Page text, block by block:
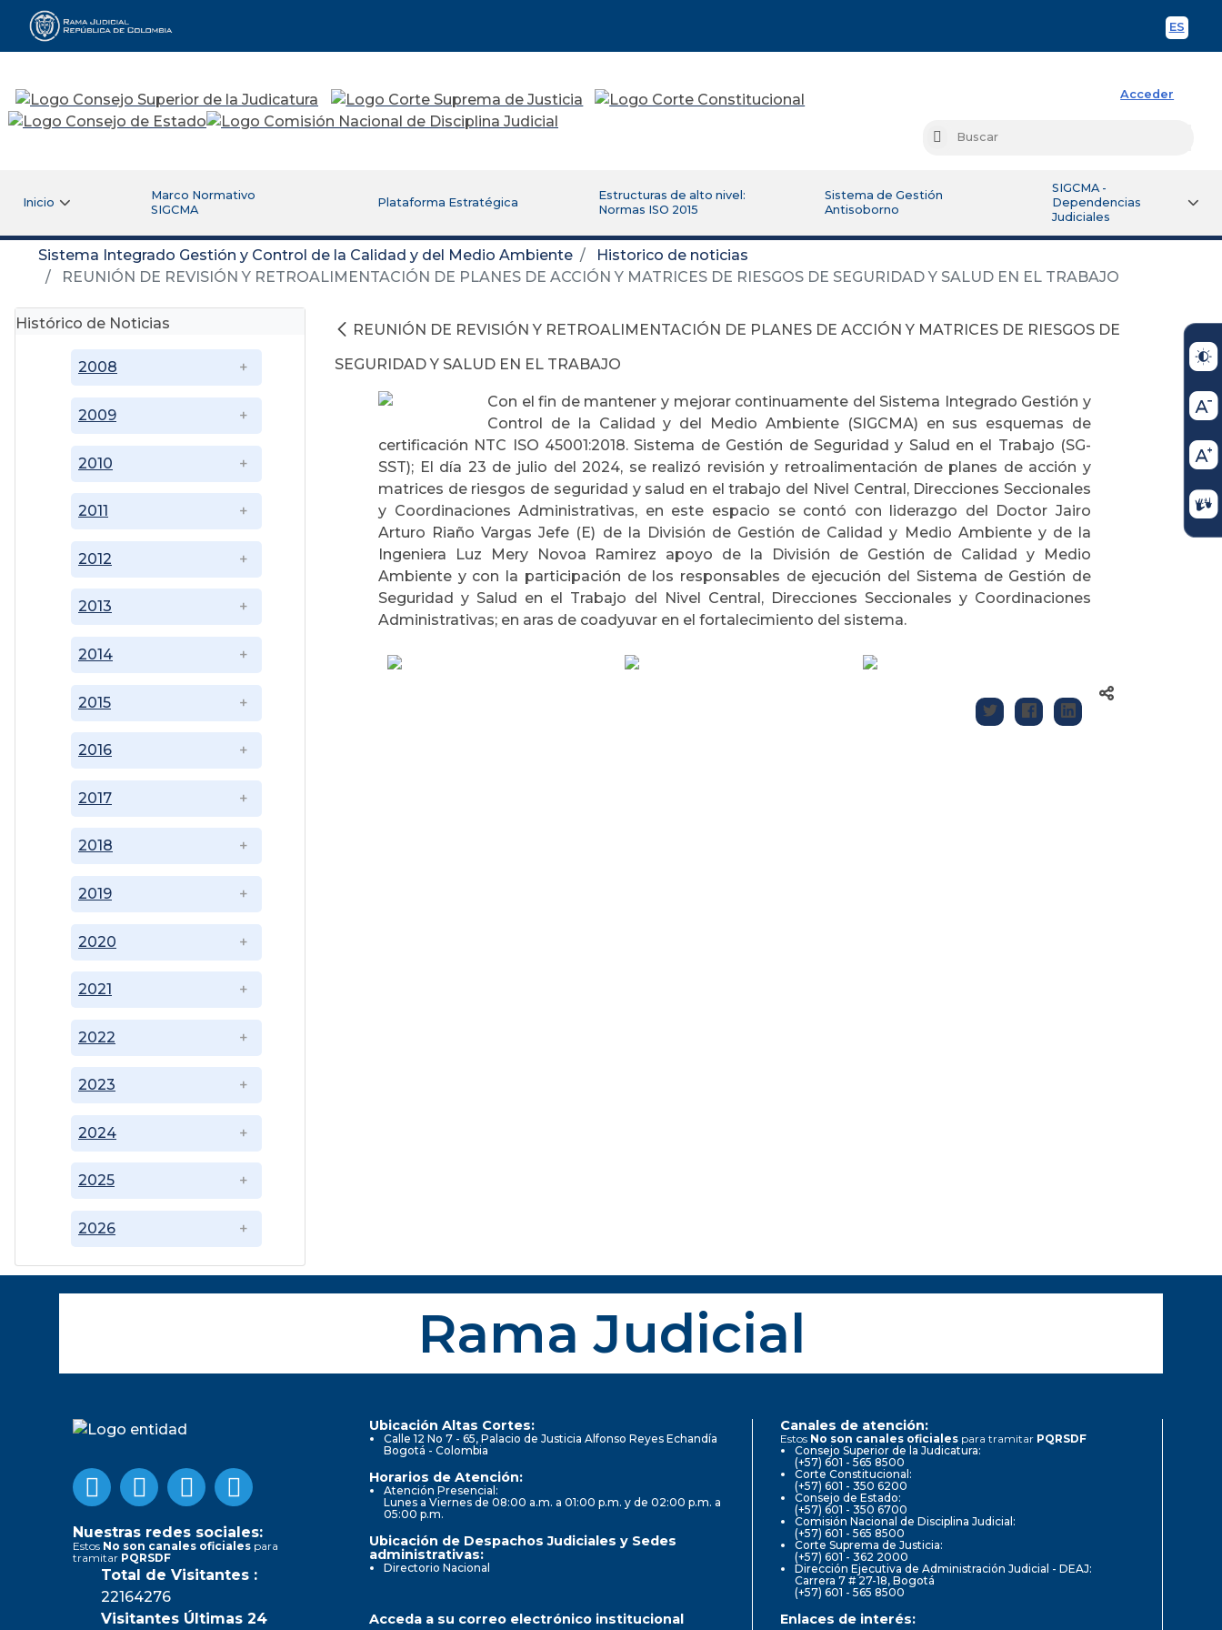
ES
Rama Judicial
Acceder
Buscar
Inicio
Marco Normativo
SIGCMA
Plataforma Estratégica
Estructuras de alto nivel:
Normas ISO 2015
Sistema de Gestión
Antisoborno
SIGCMA -
Dependencias
Judiciales
Sistema Integrado Gestión y Control de la Calidad y del Medio Ambiente
Historico de noticias
REUNIÓN DE REVISIÓN Y RETROALIMENTACIÓN DE PLANES DE ACCIÓN Y MATRICES DE RIESGOS DE SEGURIDAD Y SALUD EN EL TRABAJO
Histórico de Noticias
2008
2009
2010
2011
2012
2013
2014
2015
2016
2017
2018
2019
2020
2021
2022
2023
2024
2025
2026
REUNIÓN DE REVISIÓN Y RETROALIMENTACIÓN DE PLANES DE ACCIÓN Y MATRICES DE RIESGOS DE
SEGURIDAD Y SALUD EN EL TRABAJO
Con el fin de mantener y mejorar continuamente del Sistema Integrado Gestión y
Control de la Calidad y del Medio Ambiente (SIGCMA) en sus esquemas de
certificación NTC ISO 45001:2018. Sistema de Gestión de Seguridad y Salud en el Trabajo (SG-
SST); El día 23 de julio del 2024, se realizó revisión y retroalimentación de planes de acción y
matrices de riesgos de seguridad y salud en el trabajo del Nivel Central, Direcciones Seccionales
y Coordinaciones Administrativas, en este espacio se contó con liderazgo del Doctor Jairo
Arturo Riaño Vargas Jefe (E) de la División de Gestión de Calidad y Medio Ambiente y de la
Ingeniera Luz Mery Novoa Ramirez apoyo de la División de Gestión de Calidad y Medio
Ambiente y con la participación de los responsables de ejecución del Sistema de Gestión de
Seguridad y Salud en el Trabajo del Nivel Central, Direcciones Seccionales y Coordinaciones
Administrativas; en aras de coadyuvar en el fortalecimiento del sistema.
Rama Judicial
Nuestras redes sociales:
Estos No son canales oficiales para
tramitar PQRSDF
Total de Visitantes :
22164276
Visitantes Últimas 24
Ubicación Altas Cortes:
Calle 12 No 7 - 65, Palacio de Justicia Alfonso Reyes Echandía
Bogotá - Colombia
Horarios de Atención:
Atención Presencial:
Lunes a Viernes de 08:00 a.m. a 01:00 p.m. y de 02:00 p.m. a
05:00 p.m.
Ubicación de Despachos Judiciales y Sedes
administrativas:
Directorio Nacional
Canales de atención:
Estos No son canales oficiales para tramitar PQRSDF
Consejo Superior de la Judicatura:
(+57) 601 - 565 8500
Corte Constitucional:
(+57) 601 - 350 6200
Consejo de Estado:
(+57) 601 - 350 6700
Comisión Nacional de Disciplina Judicial:
(+57) 601 - 565 8500
Corte Suprema de Justicia:
(+57) 601 - 362 2000
Dirección Ejecutiva de Administración Judicial - DEAJ:
Carrera 7 # 27-18, Bogotá
(+57) 601 - 565 8500
Acceda a su correo electrónico institucional Enlaces de interés: